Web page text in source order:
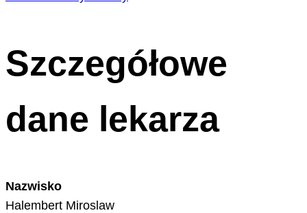
Szczegółowe
dane lekarza
Nazwisko
Halembert Miroslaw